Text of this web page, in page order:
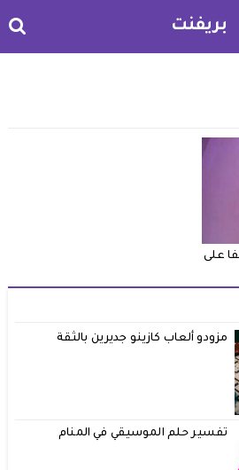
بريفنت
على
مزودو ألعاب كازينو جديرين بالثقة
تفسير حلم الموسيقي في المنام